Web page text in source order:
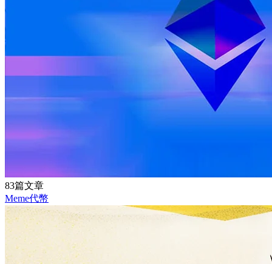
83篇文章
Meme代幣